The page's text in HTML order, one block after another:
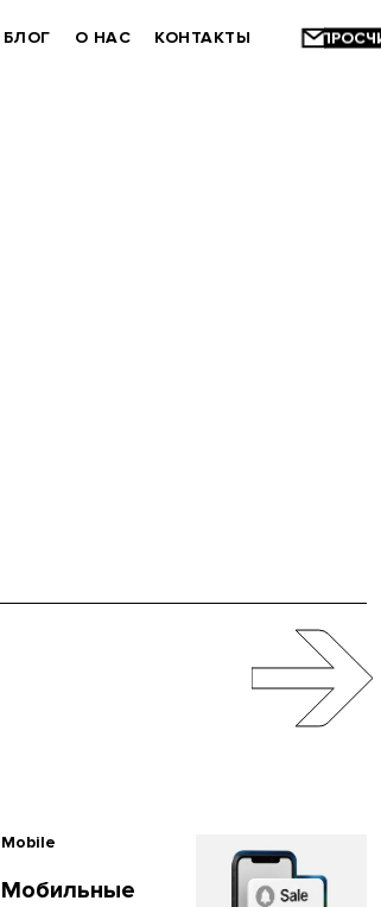
БЛОГ О НАС КОНТАКТЫ
Mobile
Мобильные